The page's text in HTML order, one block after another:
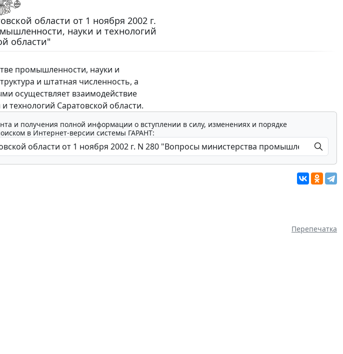
области от 1 ноября 2002 г.
науки и технологий
области"
промышленности, науки и
и штатная численность, а
осуществляет взаимодействие
технологий Саратовской области.
и получения полной информации о вступлении в силу, изменениях и порядке
в Интернет-версии системы ГАРАНТ:
Перепечатка